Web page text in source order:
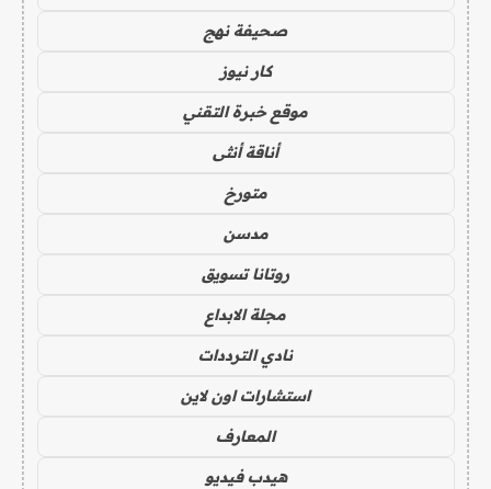
صحيفة نهج
كار نيوز
موقع خبرة التقني
أناقة أنثى
متورخ
مدسن
روتانا تسويق
مجلة الابداع
نادي الترددات
استشارات اون لاين
المعارف
هيدب فيديو